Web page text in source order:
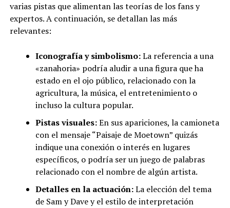
varias pistas que alimentan las teorías de los fans y
expertos. A continuación, se detallan las más
relevantes:
Iconografía y simbolismo:La referencia a una
«zanahoria» podría aludir a una figura que ha
estado en el ojo público, relacionado con la
agricultura, la música, el entretenimiento o
incluso la cultura popular.
Pistas visuales:En sus apariciones, la camioneta
con el mensaje “Paisaje de Moetown” quizás
indique una conexión o interés en lugares
específicos, o podría ser un juego de palabras
relacionado con el nombre de algún artista.
Detalles en la actuación:La elección del tema
de Sam y Dave y el estilo de interpretación